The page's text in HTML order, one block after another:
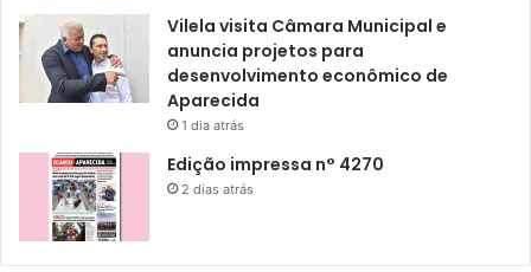
Vilela visita Câmara Municipal e
anuncia projetos para
desenvolvimento econômico de
Aparecida
1 dia atrás
Edição impressa n° 4270
2 dias atrás